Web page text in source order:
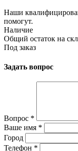
Наши
помогут.
Наличие
Общий остаток на
Под заказ
Задать вопрос
Вопрос *
Ваше имя *
Город
Телефон *